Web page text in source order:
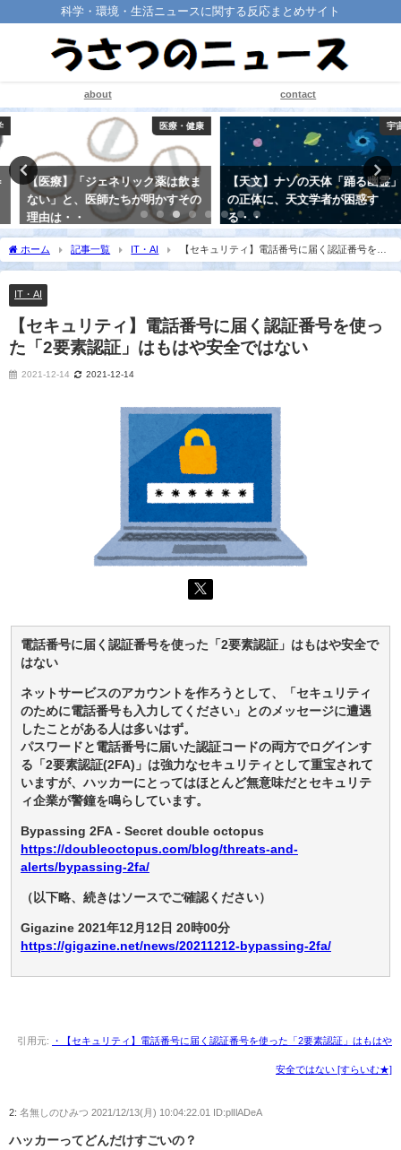
科学・環境・生活ニュースに関する反応まとめサイト
about contact
医療・健康
【医療】「ジェネリック薬は飲ま
ない」と、医師たちが明かすその
理由は・・
宇宙
【天文】ナゾの天体「踊る幽霊」
の正体に、天文学者が困惑す
る・・
ホーム 記事一覧 IT・AI
【セキュリティ】電話番号に届く認証番号を使
った「2要素認証」はもはや安全ではない
IT・AI
【セキュリティ】電話番号に届く認証番号を使っ
た「2要素認証」はもはや安全ではない
2021-12-14 2021-12-14
電話番号に届く認証番号を使った「2要素認証」はもはや安全で
はない
ネットサービスのアカウントを作ろうとして、「セキュリティ
のために電話番号も入力してください」とのメッセージに遭遇
したことがある人は多いはず。
パスワードと電話番号に届いた認証コードの両方でログインす
る「2要素認証(2FA)」は強力なセキュリティとして重宝されて
いますが、ハッカーにとってはほとんど無意味だとセキュリテ
ィ企業が警鐘を鳴らしています。
Bypassing 2FA - Secret double octopus
https://doubleoctopus.com/blog/threats-and-
alerts/bypassing-2fa/
（以下略、続きはソースでご確認ください）
Gigazine 2021年12月12日 20時00分
https://gigazine.net/news/20211212-bypassing-2fa/
引用元: ・【セキュリティ】電話番号に届く認証番号を使った「2要素認証」はもはや
安全ではない [すらいむ★]
2: 名無しのひみつ 2021/12/13(月) 10:04:22.01 ID:plIlADeA
ハッカーってどんだけすごいの？